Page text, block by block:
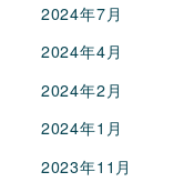
2024年7月
2024年4月
2024年2月
2024年1月
2023年11月